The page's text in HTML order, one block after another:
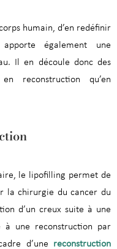
humain, d’en redéfinir
également une
Il en découle donc des
reconstruction qu’en
le lipofilling permet de
la chirurgie du cancer du
d’un creux suite à une
à une reconstruction par
d’une reconstruction